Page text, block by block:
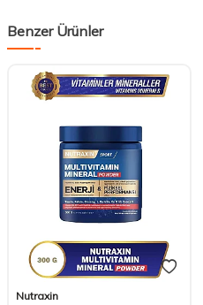
Benzer Ürünler
Nutraxin